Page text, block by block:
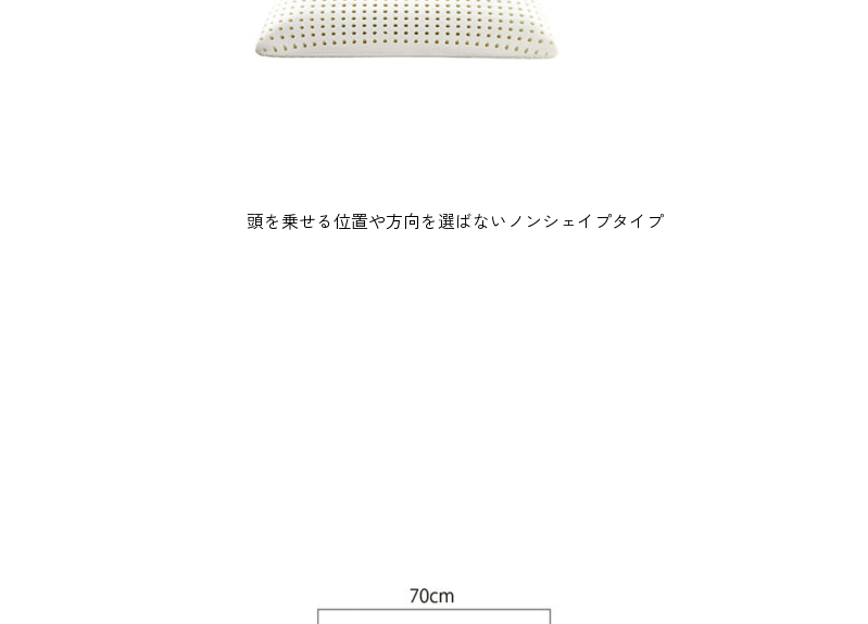
頭を乗せる位置や方向を選ばないノンシェイプタイプ